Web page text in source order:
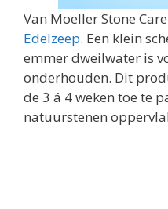
Van Moeller Stone
Edelzeep. Een klein
emmer dweilwater is
onderhouden. Dit
de 3 á 4 weken toe te
natuurstenen